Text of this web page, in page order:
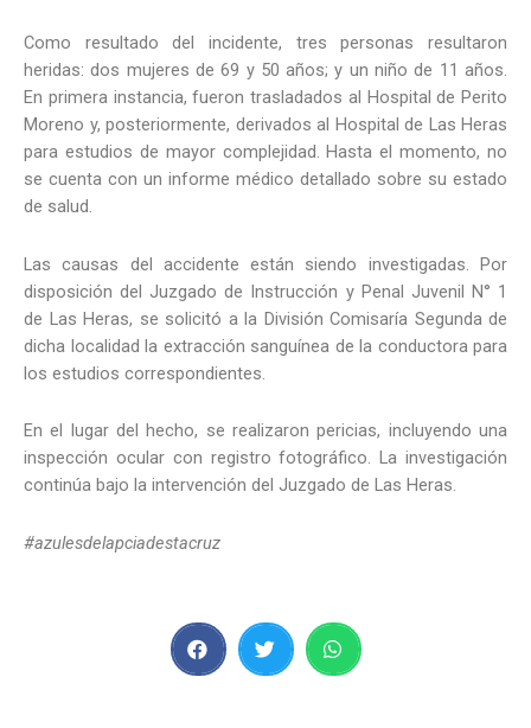
Como resultado del incidente, tres personas resultaron
heridas: dos mujeres de 69 y 50 años; y un niño de 11 años.
En primera instancia, fueron trasladados al Hospital de Perito
Moreno y, posteriormente, derivados al Hospital de Las Heras
para estudios de mayor complejidad. Hasta el momento, no
se cuenta con un informe médico detallado sobre su estado
de salud.
Las causas del accidente están siendo investigadas. Por
disposición del Juzgado de Instrucción y Penal Juvenil N° 1
de Las Heras, se solicitó a la División Comisaría Segunda de
dicha localidad la extracción sanguínea de la conductora para
los estudios correspondientes.
En el lugar del hecho, se realizaron pericias, incluyendo una
inspección ocular con registro fotográfico. La investigación
continúa bajo la intervención del Juzgado de Las Heras.
#azulesdelapciadestacruz